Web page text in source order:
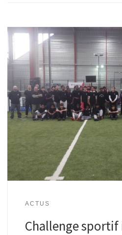
ACTUS
Challenge